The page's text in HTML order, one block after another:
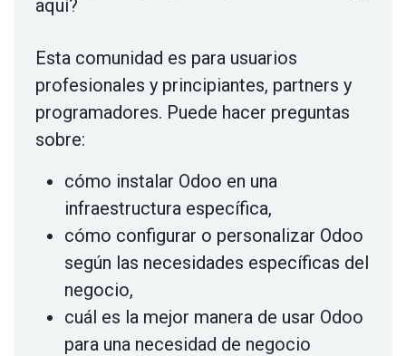
aquí?
Esta comunidad es para usuarios
profesionales y principiantes, partners y
programadores. Puede hacer preguntas
sobre:
cómo instalar Odoo en una
infraestructura específica,
cómo configurar o personalizar Odoo
según las necesidades específicas del
negocio,
cuál es la mejor manera de usar Odoo
para una necesidad de negocio